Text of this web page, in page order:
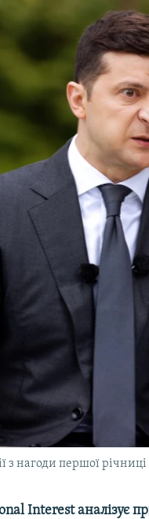
нагоди першої
Interest аналізує